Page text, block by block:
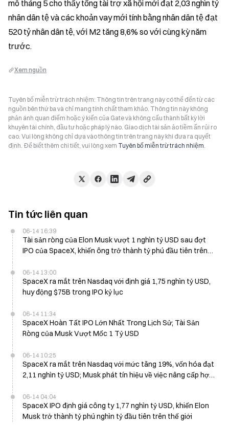
mô tháng 5 cho thấy tổng tài trợ xã hội mới đạt 2,03 nghìn tỷ
nhân dân tệ và các khoản vay mới tính bằng nhân dân tệ đạt
520 tỷ nhân dân tệ, với M2 tăng 8,6% so với cùng kỳ năm
trước.
Xem nguồn
Tuyên bố miễn trừ trách nhiệm: Thông tin trên trang này có thể đến từ các
nguồn bên thứ ba và chỉ mang tính chất tham khảo. Thông tin này không
phản ánh quan điểm hoặc ý kiến của Gate và không cấu thành bất kỳ lời
khuyên tài chính, đầu tư hoặc pháp lý nào. Giao dịch tài sản ảo tiềm ẩn rủi ro
cao. Vui lòng không chỉ dựa vào thông tin trên trang này khi đưa ra quyết
định. Để biết thêm chi tiết, vui lòng xem Tuyên bố miễn trừ trách nhiệm.
Tin tức liên quan
06-14 16:39
Tài sản ròng của Elon Musk vượt 1 nghìn tỷ USD sau đợt
IPO của SpaceX, khiến ông trở thành tỷ phú đầu tiên trên
06-14 13:00
SpaceX ra mắt trên Nasdaq với định giá 1,75 nghìn tỷ USD,
huy động $75B trong IPO kỷ lục
06-14 11:34
SpaceX Hoàn Tất IPO Lớn Nhất Trong Lịch Sử; Tài Sản
Ròng của Musk Vượt Mốc 1 Tỷ USD
06-14 10:25
SpaceX ra mắt trên Nasdaq với mức tăng 19%, vốn hóa đạt
2,11 nghìn tỷ USD; Musk phát tín hiệu về việc nâng cấp hợp
06-14 04:04
SpaceX IPO định giá công ty 1,77 nghìn tỷ USD, khiến Elon
Musk trở thành tỷ phú nghìn tỷ đầu tiên trên thế giới